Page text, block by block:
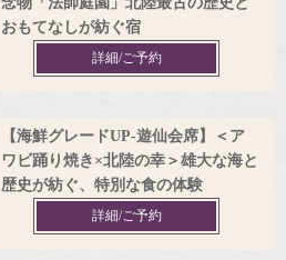
おもてなしが紡ぐ宿
詳細/ご予約
【海鮮グレードUP‐遊仙会席】＜ア
ワビ踊り焼き×北陸の幸＞雄大な海と
歴史が紡ぐ、特別な食の体験
詳細/ご予約